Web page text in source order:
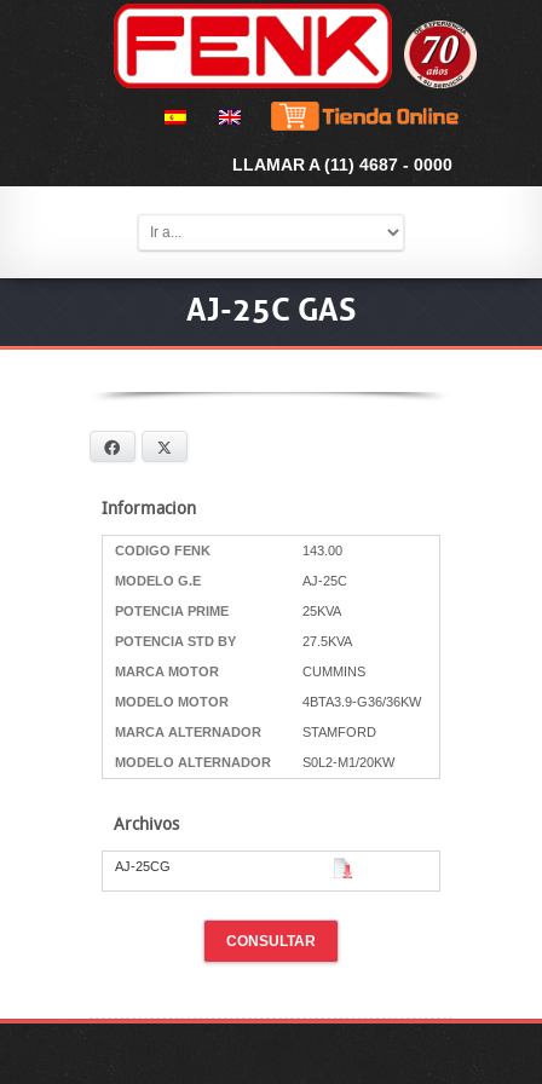
LLAMAR A (11) 4687 - 0000
AJ-25C GAS
Facebook
Informacion
CODIGO FENK 143.00
MODELO G.E AJ-25C
POTENCIA PRIME 25KVA
POTENCIA STD BY 27.5KVA
MARCA MOTOR CUMMINS
MODELO MOTOR 4BTA3.9-G36/36KW
MARCA ALTERNADOR STAMFORD
MODELO ALTERNADOR S0L2-M1/20KW
Archivos
AJ-25CG
CONSULTAR